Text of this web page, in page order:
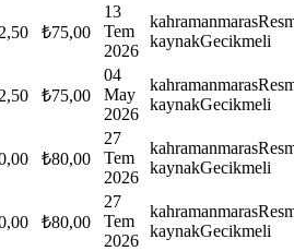
₺75,00
13
Tem
2026
kahramanmaras
kaynakGecikmeli
₺75,00
04
May
2026
kahramanmaras
kaynakGecikmeli
₺80,00
27
Tem
2026
kahramanmaras
kaynakGecikmeli
₺80,00
27
Tem
2026
kahramanmaras
kaynakGecikmeli